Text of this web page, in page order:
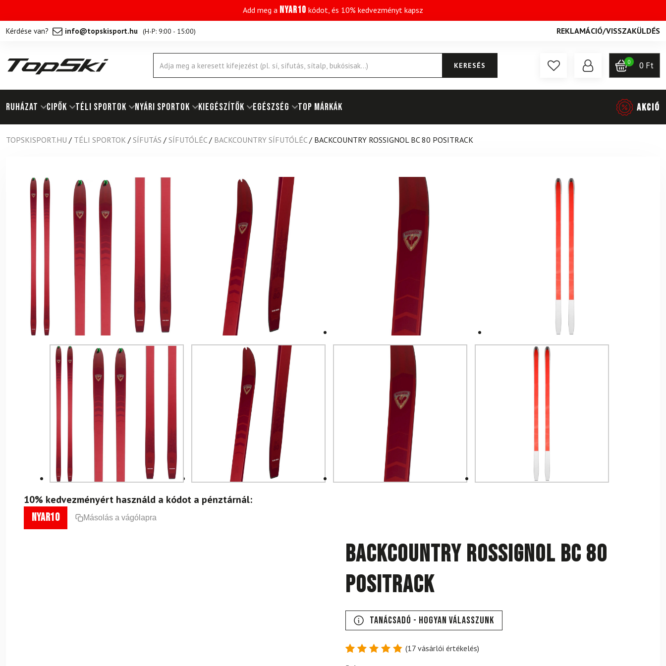
Add meg a NYAR10 kódot, és 10% kedvezményt kapsz
Kérdése van? info@topskisport.hu (H-P: 9:00 - 15:00) REKLAMÁCIÓ/VISSZAKÜLDÉS
Products
search
KERESÉS 0 0 Ft
RUHÁZAT Cipők TÉLI SPORTOK NYÁRI SPORTOK KIEGÉSZÍTŐK EGÉSZSÉG Top márkák AKCIÓ
TOPSKISPORT.HU / TÉLI SPORTOK / SÍFUTÁS / SÍFUTÓLÉC / BACKCOUNTRY SÍFUTÓLÉC / BACKCOUNTRY ROSSIGNOL BC 80 POSITRACK
10% kedvezményért használd a kódot a pénztárnál:
nyar10 Másolás a vágólapra
Backcountry rossignol BC 80
Positrack
Tanácsadó - Hogyan válasszunk
(17vásárlói értékelés)